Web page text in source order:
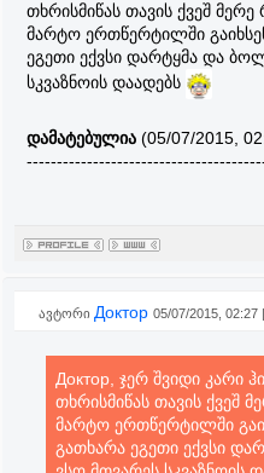
თხრისმიწას თავის ქვეშ
მარტო ერთწერტილში
ეგეთი ექვსი დარტყმა და
სკვაზნოის დაადებს
დამატებულია (05/07/2015,
ავტორი Доктор 05/07/2015,
Доктор, ჯერ შვიდი
თხრისმიწას თავის ქვეშ
მარტო ერთწერტილში
გათხარა ეგეთი ექვსი